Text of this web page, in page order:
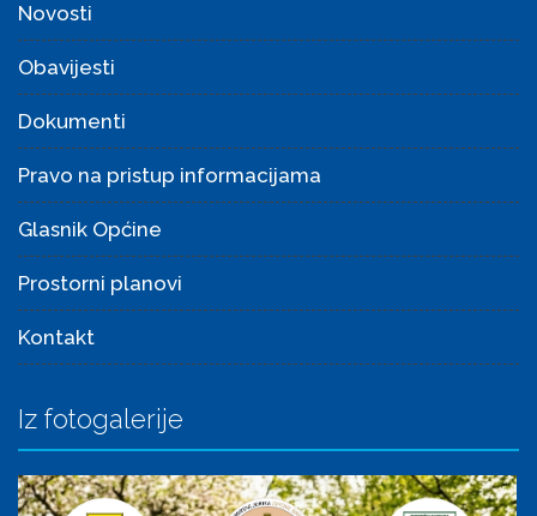
Novosti
Obavijesti
Dokumenti
Pravo na pristup informacijama
Glasnik Općine
Prostorni planovi
Kontakt
Iz fotogalerije